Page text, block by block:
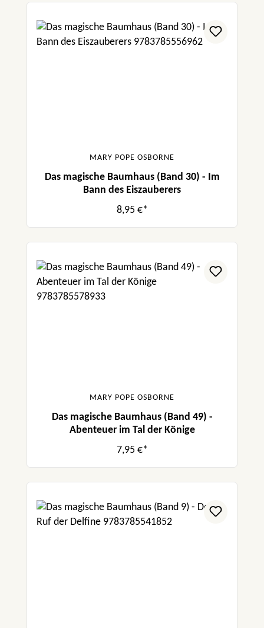
MARY POPE OSBORNE
Das magische Baumhaus (Band 30) - Im
Bann des Eiszauberers
8,95 €*
MARY POPE OSBORNE
Das magische Baumhaus (Band 49) -
Abenteuer im Tal der Könige
7,95 €*